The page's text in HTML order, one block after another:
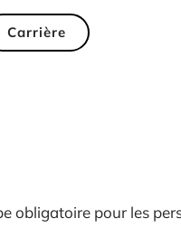
Carrière
obligatoire pour les